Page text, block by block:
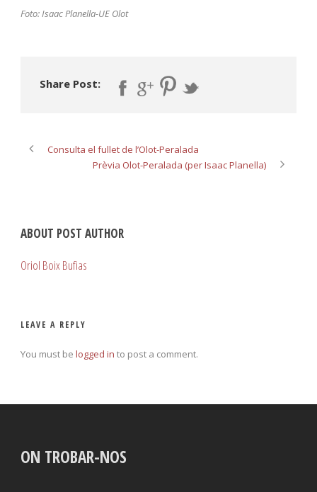
Foto: Isaac Planella-UE Olot
Share Post:
Consulta el fullet de l’Olot-Peralada
Prèvia Olot-Peralada (per Isaac Planella)
ABOUT POST AUTHOR
Oriol Boix Bufias
LEAVE A REPLY
You must be logged in to post a comment.
ON TROBAR-NOS